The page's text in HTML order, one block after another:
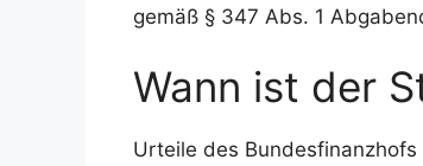
gemäß § 347 Abs. 1
Wann ist der
Urteile des